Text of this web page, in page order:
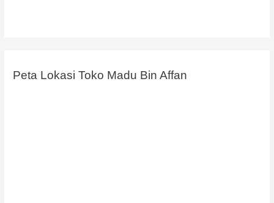
Peta Lokasi Toko Madu Bin Affan